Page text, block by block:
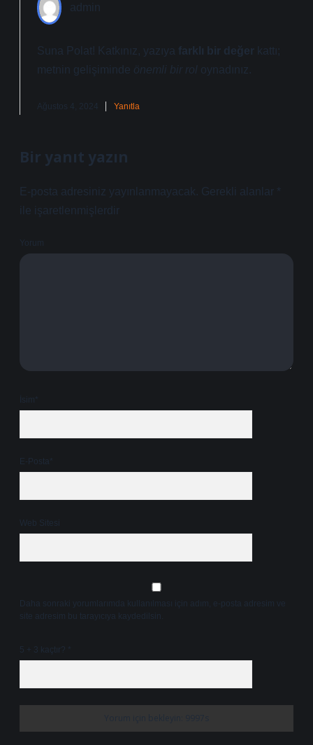
Suna Polat! Katkınız, yazıya farklı bir değer kattı;
metnin gelişiminde önemli bir rol oynadınız.
Ağustos 4, 2024 Yanıtla
Bir yanıt yazın
E-posta adresiniz yayınlanmayacak. Gerekli alanlar *
ile işaretlenmişlerdir
Yorum
İsim*
E-Posta*
Web Sitesi
Daha sonraki yorumlarımda kullanılması için adım, e-posta adresim ve
site adresim bu tarayıcıya kaydedilsin.
5 + 3 kaçtır?